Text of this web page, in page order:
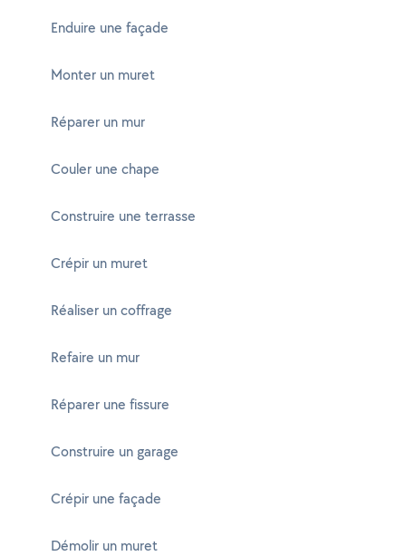
Enduire une façade
Monter un muret
Réparer un mur
Couler une chape
Construire une terrasse
Crépir un muret
Réaliser un coffrage
Refaire un mur
Réparer une fissure
Construire un garage
Crépir une façade
Démolir un muret